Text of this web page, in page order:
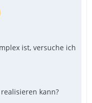
ist, versuche ich
kann?